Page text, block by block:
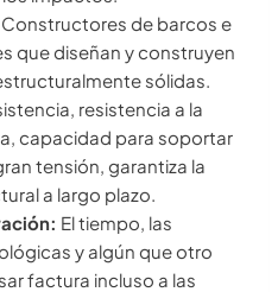
Constructores de barcos e
que diseñan y construyen
sólidas.
resistencia a la
capacidad para soportar
tensión, garantiza la
a largo plazo.
El tiempo, las
y algún que otro
factura incluso a las